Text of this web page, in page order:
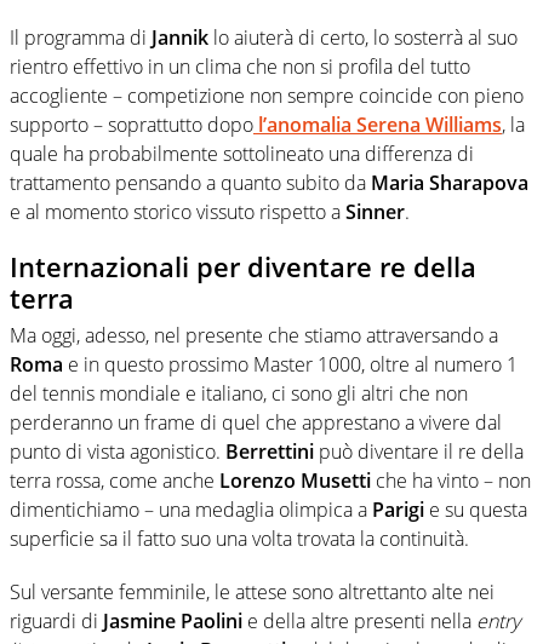
Il programma di Jannik lo aiuterà di certo, lo sosterrà al suo
rientro effettivo in un clima che non si profila del tutto
accogliente – competizione non sempre coincide con pieno
supporto – soprattutto dopo l’anomalia Serena Williams, la
quale ha probabilmente sottolineato una differenza di
trattamento pensando a quanto subito da Maria Sharapova
e al momento storico vissuto rispetto aSinner.
Internazionali per diventare re della
terra
Ma oggi, adesso, nel presente che stiamo attraversando a
Roma e in questo prossimo Master 1000, oltre al numero 1
del tennis mondiale e italiano, ci sono gli altri che non
perderanno un frame di quel che apprestano a vivere dal
punto di vista agonistico. Berrettini può diventare il re della
terra rossa, come anche Lorenzo Musetti che ha vinto – non
dimentichiamo – una medaglia olimpica a Parigi e su questa
superficie sa il fatto suo una volta trovata la continuità.
Sul versante femminile, le attese sono altrettanto alte nei
riguardi di Jasmine Paolini e della altre presenti nella entry